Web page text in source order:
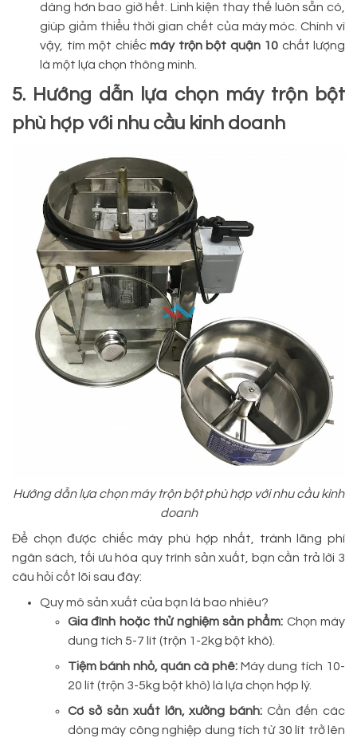
dàng hơn bao giờ hết. Linh kiện thay thế luôn sẵn có,
giúp giảm thiểu thời gian chết của máy móc. Chính vì
vậy, tìm một chiếcmáy trộn bột quận 10 chất lượng
là một lựa chọn thông minh.
5. Hướng dẫn lựa chọn máy trộn bột
phù hợp với nhu cầu kinh doanh
Hướng dẫn lựa chọn máy trộn bột phù hợp với nhu cầu kinh
doanh
Để chọn được chiếc máy phù hợp nhất, tránh lãng phí
ngân sách, tối ưu hóa quy trình sản xuất, bạn cần trả lời 3
câu hỏi cốt lõi sau đây:
Quy mô sản xuất của bạn là bao nhiêu?
Gia đình hoặc thử nghiệm sản phẩm: Chọn máy
dung tích 5-7 lít (trộn 1-2kg bột khô).
Tiệm bánh nhỏ, quán cà phê: Máy dung tích 10-
20 lít (trộn 3-5kg bột khô) là lựa chọn hợp lý.
Cơ sở sản xuất lớn, xưởng bánh: Cần đến các
dòng máy công nghiệp dung tích từ 30 lít trở lên